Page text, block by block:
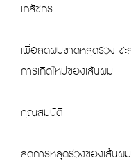
เภสัชกร
เพื่อลดผมขาดหลุดร่วง ช
การเกิดใหม่ของเส้นผม
คุณสมบัติ
ลดการหลุดร่วงของเส้นผม